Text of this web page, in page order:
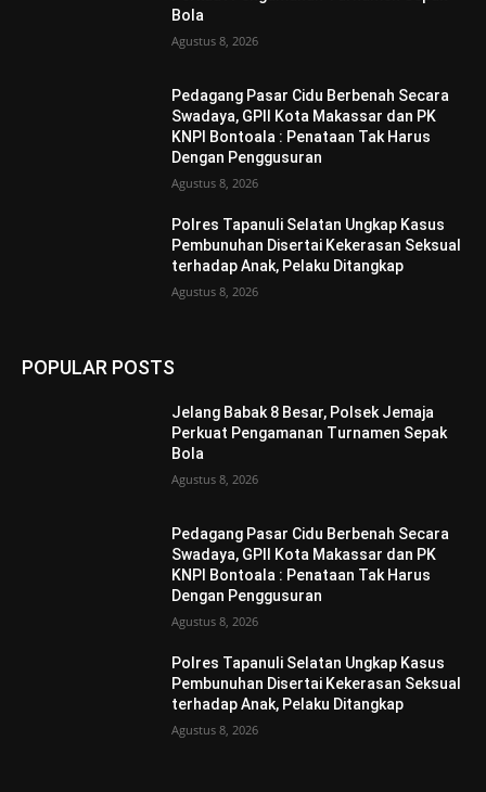
Bola
Agustus 8, 2026
Pedagang Pasar Cidu Berbenah Secara
Swadaya, GPII Kota Makassar dan PK
KNPI Bontoala : Penataan Tak Harus
Dengan Penggusuran
Agustus 8, 2026
Polres Tapanuli Selatan Ungkap Kasus
Pembunuhan Disertai Kekerasan Seksual
terhadap Anak, Pelaku Ditangkap
Agustus 8, 2026
POPULAR POSTS
Jelang Babak 8 Besar, Polsek Jemaja
Perkuat Pengamanan Turnamen Sepak
Bola
Agustus 8, 2026
Pedagang Pasar Cidu Berbenah Secara
Swadaya, GPII Kota Makassar dan PK
KNPI Bontoala : Penataan Tak Harus
Dengan Penggusuran
Agustus 8, 2026
Polres Tapanuli Selatan Ungkap Kasus
Pembunuhan Disertai Kekerasan Seksual
terhadap Anak, Pelaku Ditangkap
Agustus 8, 2026